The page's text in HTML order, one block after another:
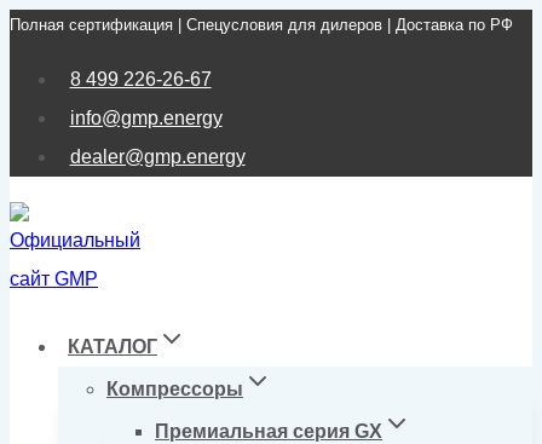
Перейти
Полная сертификация | Спецусловия для дилеров | Доставка по РФ
8 499 226-26-67
info@gmp.energy
dealer@gmp.energy
КАТАЛОГ
Компрессоры
Премиальная серия GX